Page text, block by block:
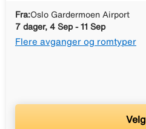
Fra:Oslo Gardermoen Airport
7 dager, 4 Sep - 11 Sep
Flere avganger og romtyper
Velg